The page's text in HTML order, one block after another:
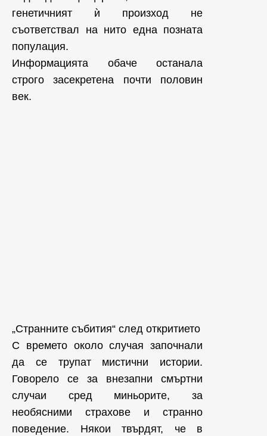
генетичният ѝ произход не
съответствал на нито една позната
популация.
Информацията обаче останала
строго засекретена почти половин
век.
„Странните събития“ след откритието
С времето около случая започнали
да се трупат мистични истории.
Говорело се за внезапни смъртни
случаи сред миньорите, за
необясними страхове и странно
поведение. Някои твърдят, че в